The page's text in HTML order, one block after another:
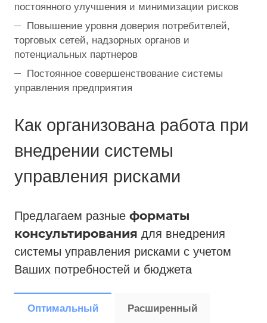
постоянного улучшения и минимизации рисков
Повышение уровня доверия потребителей,
торговых сетей, надзорных органов и
потенциальных партнеров
Постоянное совершенствование системы
управления предприятия
Как организована работа при
внедрении системы
управления рисками
Предлагаем разные форматы
консультирования для внедрения
системы управления рисками с учетом
Ваших потребностей и бюджета
Оптимальный Расширенный